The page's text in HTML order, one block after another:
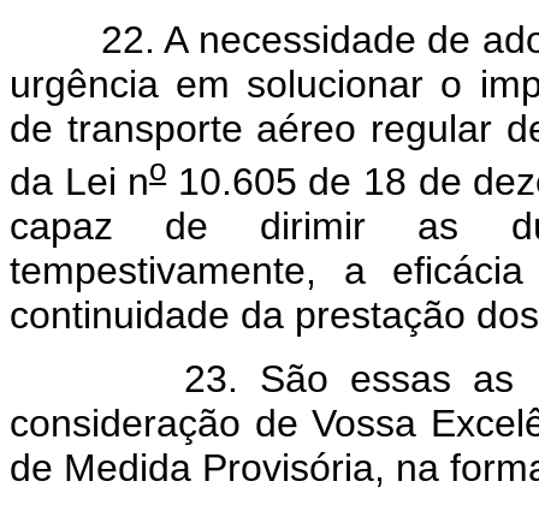
22. A necessidade de
urgência em solucionar o
de transporte aéreo regular
da Lei no10.605 de 18 de
capaz de dirimir as
tempestivamente, a
continuidade da prestação
23. São essas as
consideração de Vossa
de Medida Provisória, na